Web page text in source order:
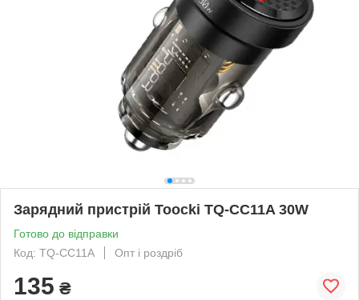
Зарядний пристрій Toocki TQ-CC11A 30W
Готово до відправки
Код: TQ-CC11A
Опт і роздріб
135 ₴